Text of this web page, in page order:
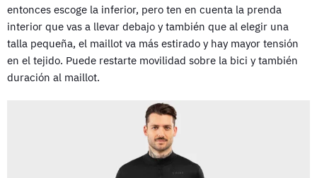
entonces escoge la inferior, pero ten en cuenta la prenda
interior que vas a llevar debajo y también que al elegir una
talla pequeña, el maillot va más estirado y hay mayor tensión
en el tejido. Puede restarte movilidad sobre la bici y también
duración al maillot.